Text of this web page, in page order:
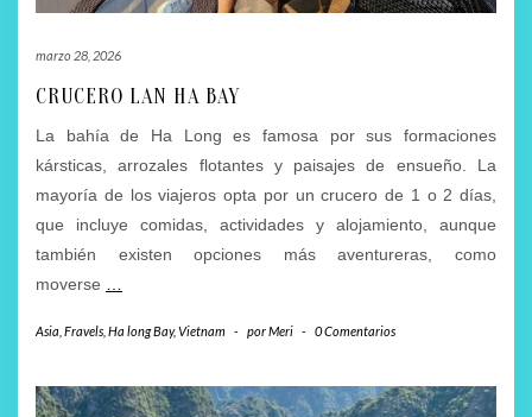
marzo 28, 2026
CRUCERO LAN HA BAY
La bahía de Ha Long es famosa por sus formaciones
kársticas, arrozales flotantes y paisajes de ensueño. La
mayoría de los viajeros opta por un crucero de 1 o 2 días,
que incluye comidas, actividades y alojamiento, aunque
también existen opciones más aventureras, como
moverse …
Asia Fravels Ha long Bay,Vietnam - porMeri - 0 Comentarios